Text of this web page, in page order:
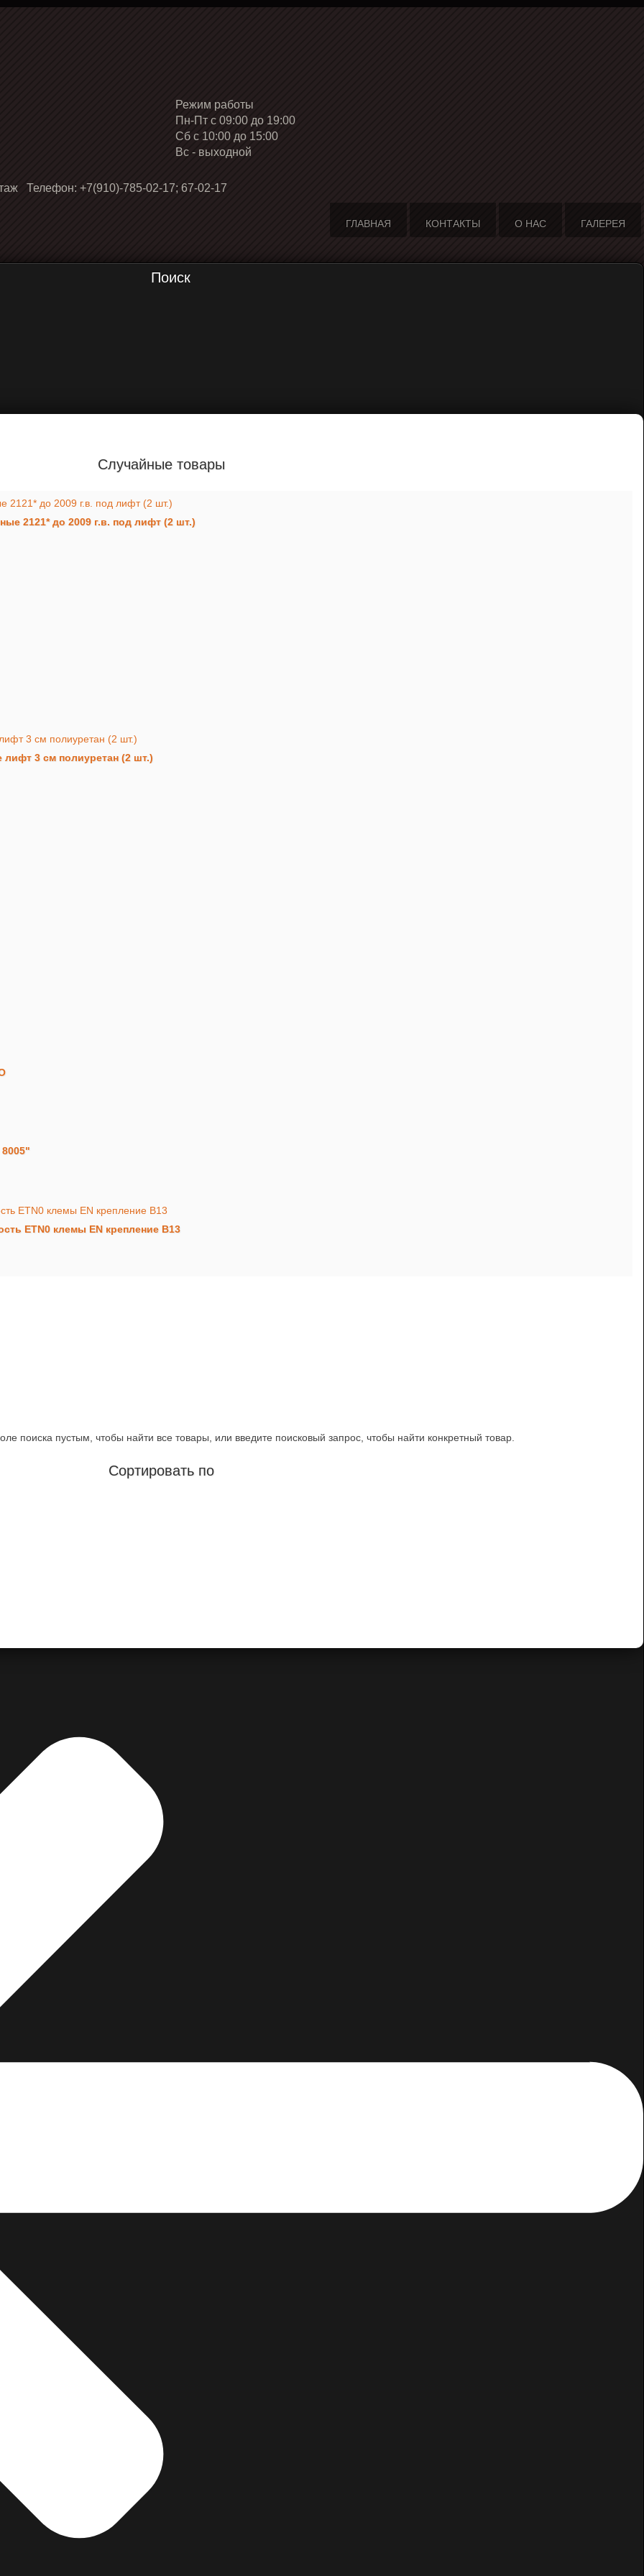
Режим работы
Пн-Пт с 09:00 до 19:00
Cб с 10:00 до 15:00
Вс - выходной
Телефон: +7(910)-785-02-17; 67-02-17
ГЛАВНАЯ КОНТАКТЫ О НАС ГАЛЕРЕЯ
Поиск
Случайные товары
2121* до 2009 г.в. под лифт (2 шт.)
3 см полиуретан (2 шт.)
ETN0 клемы EN крепление B13
поиска пустым, чтобы найти все товары, или введите поисковый запрос, чтобы найти конкретный товар.
Сортировать по